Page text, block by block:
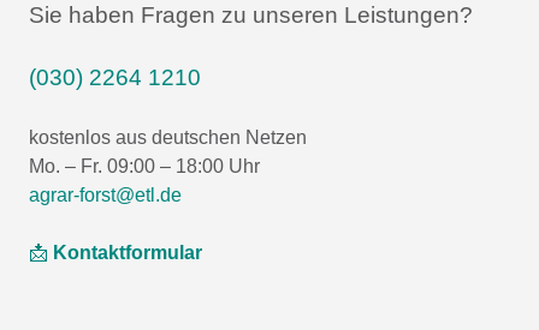
Sie haben Fragen zu unseren Leistungen?
(030) 2264 1210
kostenlos aus deutschen Netzen
Mo. – Fr. 09:00 – 18:00 Uhr
agrar-forst@etl.de
📩 Kontaktformular